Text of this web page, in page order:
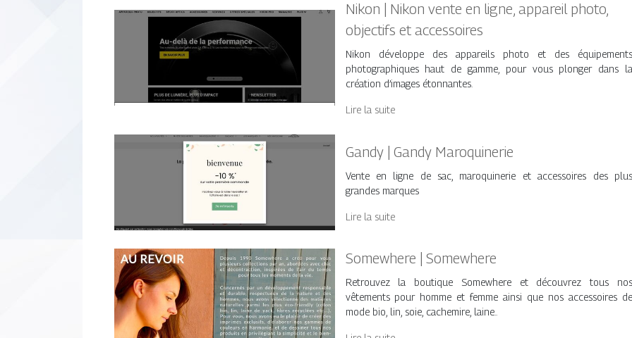
Nikon | Nikon vente en ligne, appareil photo,
objectifs et accessoires
Nikon développe des appareils photo et des équipements
photographiques haut de gamme, pour vous plonger dans la
création d’images étonnantes.
Lire la suite
Gandy | Gandy Maroquine­rie
Vente en ligne de sac, maroquinerie et accessoires des plus
grandes marques
Lire la suite
Somewhere | Somewhere
Retrouvez la boutique Somewhere et découvrez tous nos
vêtements pour homme et femme ainsi que nos accessoires de
mode bio, lin, soie, cachemire, laine..